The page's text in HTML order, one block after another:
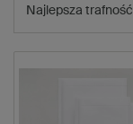
Najlepsza trafność